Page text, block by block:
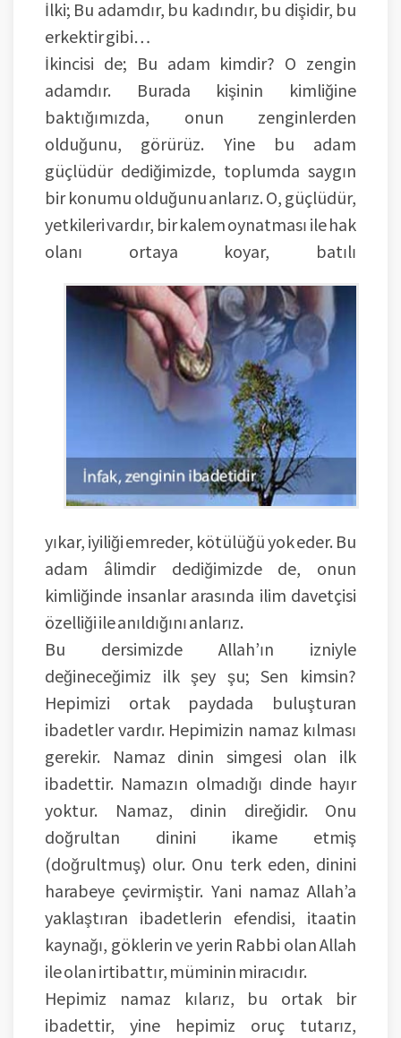
İlki; Bu adamdır, bu kadındır, bu dişidir, bu
erkektir gibi…
İkincisi de; Bu adam kimdir? O zengin
adamdır. Burada kişinin kimliğine
baktığımızda, onun zenginlerden
olduğunu, görürüz. Yine bu adam
güçlüdür dediğimizde, toplumda saygın
bir konumu olduğunu anlarız. O, güçlüdür,
yetkileri vardır, bir kalem oynatması ile hak
olanı ortaya koyar, batılı
yıkar, iyiliği emreder, kötülüğü yok eder. Bu
adam âlimdir dediğimizde de, onun
kimliğinde insanlar arasında ilim davetçisi
özelliği ile anıldığını anlarız.
Bu dersimizde Allah’ın izniyle
değineceğimiz ilk şey şu; Sen kimsin?
Hepimizi ortak paydada buluşturan
ibadetler vardır. Hepimizin namaz kılması
gerekir. Namaz dinin simgesi olan ilk
ibadettir. Namazın olmadığı dinde hayır
yoktur. Namaz, dinin direğidir. Onu
doğrultan dinini ikame etmiş
(doğrultmuş) olur. Onu terk eden, dinini
harabeye çevirmiştir. Yani namaz Allah’a
yaklaştıran ibadetlerin efendisi, itaatin
kaynağı, göklerin ve yerin Rabbi olan Allah
ile olan irtibattır, müminin miracıdır.
Hepimiz namaz kılarız, bu ortak bir
ibadettir, yine hepimiz oruç tutarız,